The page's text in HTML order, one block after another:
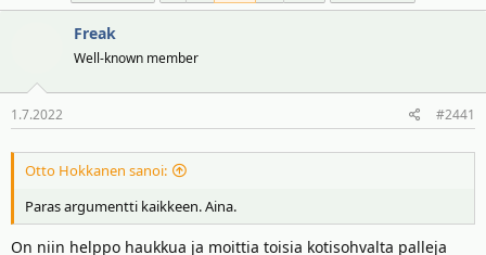
s
e
t
u
a
l
o
i
u
p
m
ä
ä
Freak
Well-known member
1.7.2022 #2441
Otto Hokkanen sanoi:
Paras argumentti kaikkeen. Aina.
On niin helppo haukkua ja moittia toisia kotisohvalta palleja